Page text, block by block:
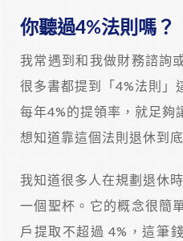
你聽過4%法則嗎？
我常遇到和我做財務諮詢
很多書都提到「4%法則」
每年4%的提領率，就足夠
想知道靠這個法則退休到
我知道很多人在規劃退休
一個聖杯。它的概念很簡
戶提取不超過 4%，這筆